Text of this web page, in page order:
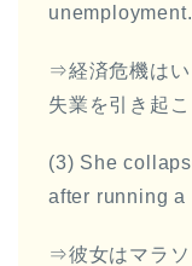
unemployment.
⇒経済危機はい
失業を引き起こ
(3) She
after running a
⇒彼女はマラソ